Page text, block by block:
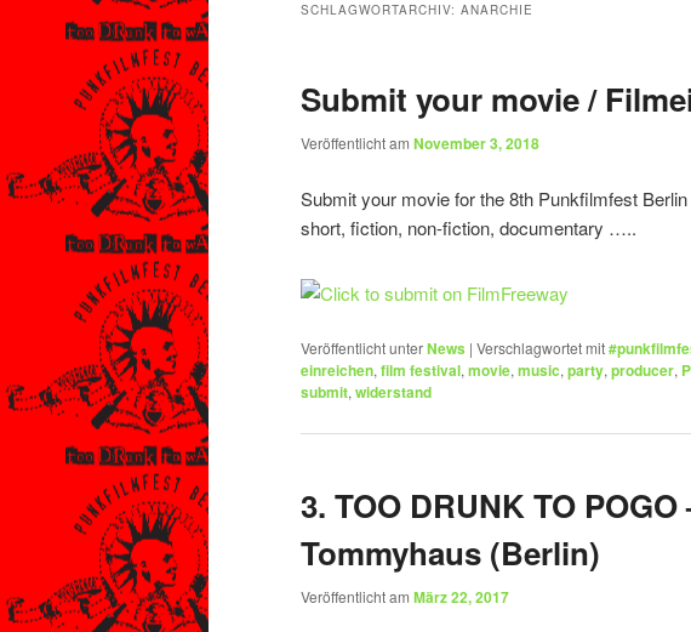
SCHLAGWORTARCHIV: ANARCHIE
Submit your movie /
Veröffentlicht am November 3, 2018
Submit your movie for the 8th Punkfilmfest
short, fiction, non-fiction, documentary …..
Veröffentlicht unterNews | Verschlagwortet mit
einreichen, film festival, movie, music, party, producer,
submit, widerstand
3. TOO DRUNK TO POGO
Tommyhaus (Berlin)
Veröffentlicht am März 22, 2017